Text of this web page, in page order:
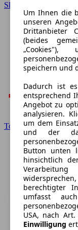
Skoda
Toyota
Um Ihnen die
unseren
Drittanbieter
(beides
„Cookies"),
speichern und
Dadurch ist
entsprechend
Angebot zu
analysieren.
um dem
und der
Button unten
hinsichtlich
berechtigter
umfasst
USA, nach Art.
Einwilligung